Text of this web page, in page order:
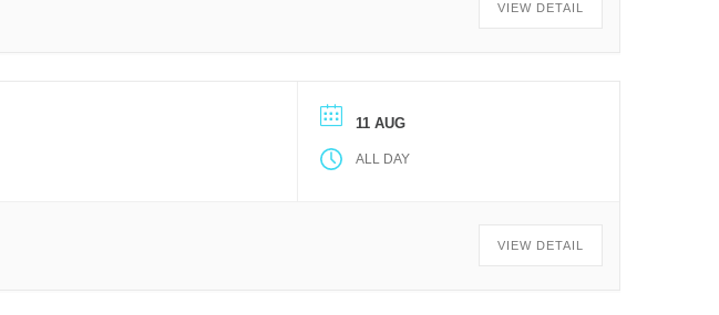
VIEW DETAIL
11 AUG
ALL DAY
VIEW DETAIL